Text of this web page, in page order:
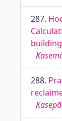
287.
288.